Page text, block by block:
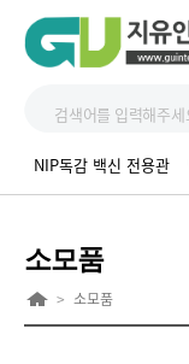
NIP독감 백신 전용관
소모품
> 소모품